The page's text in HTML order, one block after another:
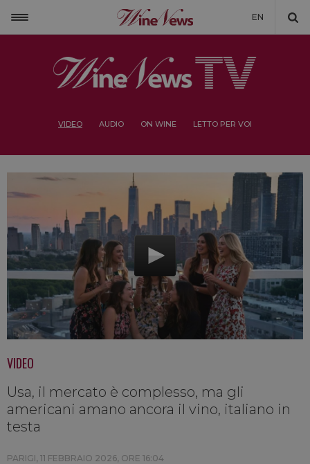
EN
VIDEO AUDIO ON WINE LETTO PER VOI
VIDEO
Usa, il mercato è complesso, ma gli
americani amano ancora il vino, italiano in
testa
PARIGI, 11 FEBBRAIO 2026, ORE 16:04